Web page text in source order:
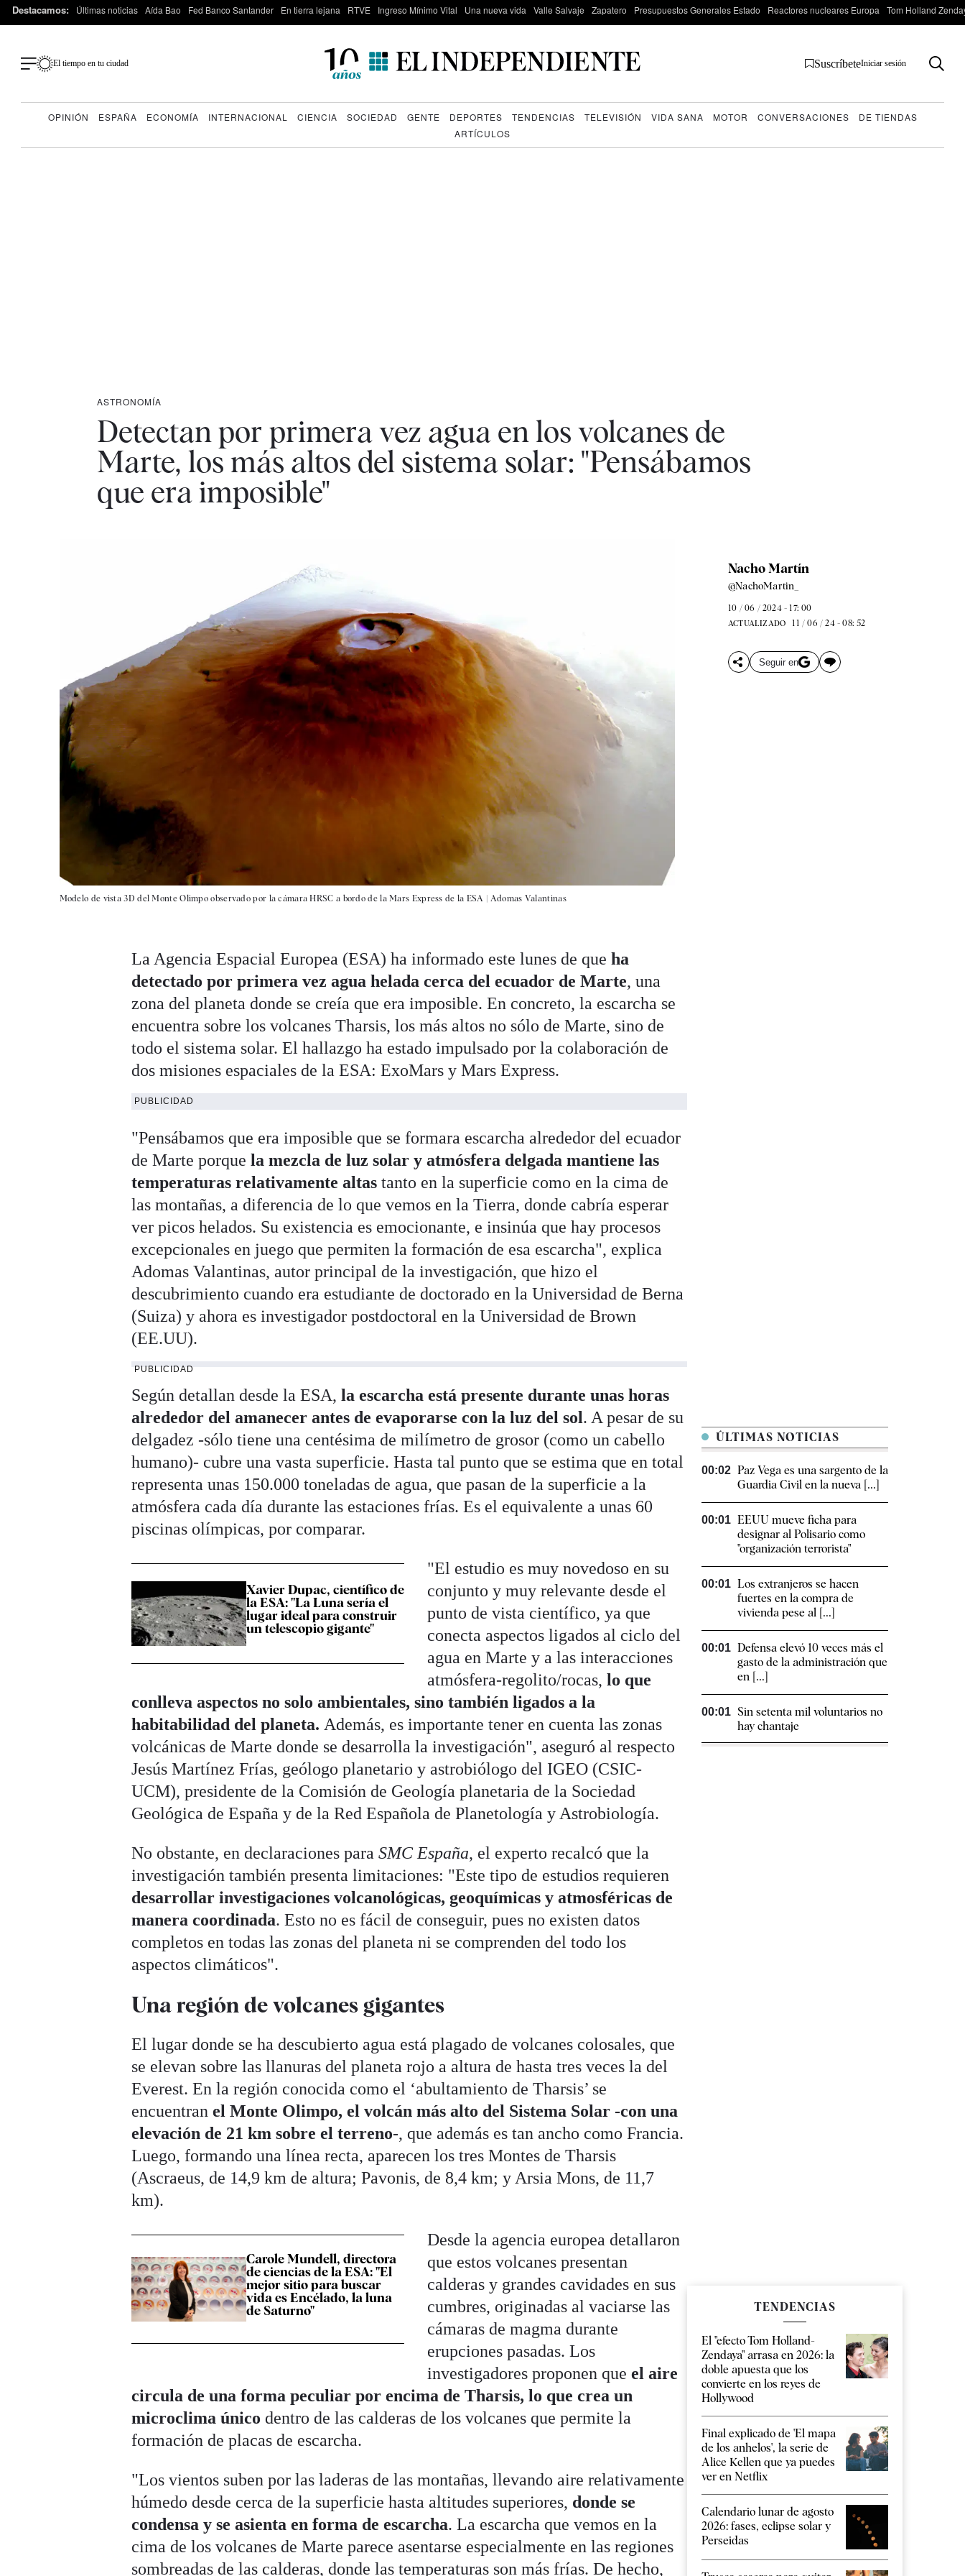
Destacamos: Últimas noticias Aída Bao Fed Banco Santander En tierra lejana RTVE Ingreso Mínimo Vital Una nueva vida Valle Salvaje Zapatero Presupuestos Generales Estado Reactores nucleares Europa Tom Holland
El tiempo en tu ciudad SuscríbeteIniciar sesión
OPINIÓN ESPAÑA ECONOMÍA INTERNACIONAL CIENCIA SOCIEDAD GENTE DEPORTES TENDENCIAS TELEVISIÓN VIDA SANA MOTOR CONVERSACIONES
DE TIENDAS
ARTÍCULOS
ASTRONOMÍA
Detectan por primera vez agua en los volcanes de
Marte, los más altos del sistema solar: "Pensábamos
que era imposible"
Modelo de vista 3D del Monte Olimpo observado por la cámara HRSC a bordo de la Mars Express de la ESA | Adomas Valantinas
Nacho Martín
@NachoMartin_
10 / 06 / 2024 - 17: 00
ACTUALIZADO 11 / 06 / 24 - 08: 52
Seguir en
La Agencia Espacial Europea (ESA) ha informado este lunes de queha
detectado por primera vez agua helada cerca del ecuador de Marte, una
zona del planeta donde se creía que era imposible. En concreto, la escarcha se
encuentra sobre los volcanes Tharsis, los más altos no sólo de Marte, sino de
todo el sistema solar. El hallazgo ha estado impulsado por la colaboración de
dos misiones espaciales de la ESA: ExoMars y Mars Express.
PUBLICIDAD
"Pensábamos que era imposible que se formara escarcha alrededor del ecuador
de Marte porquela mezcla de luz solar y atmósfera delgada mantiene las
temperaturas relativamente altas tanto en la superficie como en la cima de
las montañas, a diferencia de lo que vemos en la Tierra, donde cabría esperar
ver picos helados. Su existencia es emocionante, e insinúa que hay procesos
excepcionales en juego que permiten la formación de esa escarcha", explica
Adomas Valantinas, autor principal de la investigación, que hizo el
descubrimiento cuando era estudiante de doctorado en la Universidad de Berna
(Suiza) y ahora es investigador postdoctoral en la Universidad de Brown
(EE.UU).
PUBLICIDAD
Según detallan desde la ESA, la escarcha está presente durante unas horas
alrededor del amanecer antes de evaporarse con la luz del sol . A pesar de su
delgadez -sólo tiene una centésima de milímetro de grosor (como un cabello
humano)- cubre una vasta superficie. Hasta tal punto que se estima que en total
representa unas 150.000 toneladas de agua, que pasan de la superficie a la
atmósfera cada día durante las estaciones frías. Es el equivalente a unas 60
piscinas olímpicas, por comparar.
Xavier Dupac, científico de
la ESA: "La Luna sería el
lugar ideal para construir
un telescopio gigante"
"El estudio es muy novedoso en su
conjunto y muy relevante desde el
punto de vista científico, ya que
conecta aspectos ligados al ciclo del
agua en Marte y a las interacciones
atmósfera-regolito/rocas,lo que
conlleva aspectos no solo ambientales, sino también ligados a la
habitabilidad del planeta. Además, es importante tener en cuenta las zonas
volcánicas de Marte donde se desarrolla la investigación", aseguró al respecto
Jesús Martínez Frías, geólogo planetario y astrobiólogo del IGEO (CSIC-
UCM), presidente de la Comisión de Geología planetaria de la Sociedad
Geológica de España y de la Red Española de Planetología y Astrobiología.
No obstante, en declaraciones paraSMC España, el experto recalcó que la
investigación también presenta limitaciones: "Este tipo de estudios requieren
desarrollar investigaciones volcanológicas, geoquímicas y atmosféricas de
manera coordinada. Esto no es fácil de conseguir, pues no existen datos
completos en todas las zonas del planeta ni se comprenden del todo los
aspectos climáticos".
Una región de volcanes gigantes
El lugar donde se ha descubierto agua está plagado de volcanes colosales, que
se elevan sobre las llanuras del planeta rojo a altura de hasta tres veces la del
Everest. En la región conocida como el ‘abultamiento de Tharsis’ se
encuentranel Monte Olimpo, el volcán más alto del Sistema Solar -con una
elevación de 21 km sobre el terreno-, que además es tan ancho como Francia.
Luego, formando una línea recta, aparecen los tres Montes de Tharsis
(Ascraeus, de 14,9 km de altura; Pavonis, de 8,4 km; y Arsia Mons, de 11,7
km).
Carole Mundell, directora
de ciencias de la ESA: "El
mejor sitio para buscar
vida es Encélado, la luna
de Saturno"
Desde la agencia europea detallaron
que estos volcanes presentan
calderas y grandes cavidades en sus
cumbres, originadas al vaciarse las
cámaras de magma durante
erupciones pasadas. Los
investigadores proponen queel aire
circula de una forma peculiar por encima de Tharsis, lo que crea un
microclima único dentro de las calderas de los volcanes que permite la
formación de placas de escarcha.
"Los vientos suben por las laderas de las montañas, llevando aire relativamente
húmedo desde cerca de la superficie hasta altitudes superiores, donde se
condensa y se asienta en forma de escarcha. La escarcha que vemos en la
cima de los volcanes de Marte parece asentarse especialmente en las regiones
sombreadas de las calderas, donde las temperaturas son más frías. De hecho,
ÚLTIMAS NOTICIAS
00:02 Paz Vega es una sargento de la
Guardia Civil en la nueva [...]
00:01 EEUU mueve ficha para
designar al Polisario como
"organización terrorista"
00:01 Los extranjeros se hacen
fuertes en la compra de
vivienda pese al [...]
00:01 Defensa elevó 10 veces más el
gasto de la administración que
en [...]
00:01 Sin setenta mil voluntarios no
hay chantaje
TENDENCIAS
El "efecto Tom Holland-
Zendaya" arrasa en 2026: la
doble apuesta que los
convierte en los reyes de
Hollywood
Final explicado de 'El mapa
de los anhelos', la serie de
Alice Kellen que ya puedes
ver en Netflix
Calendario lunar de agosto
2026: fases, eclipse solar y
Perseidas